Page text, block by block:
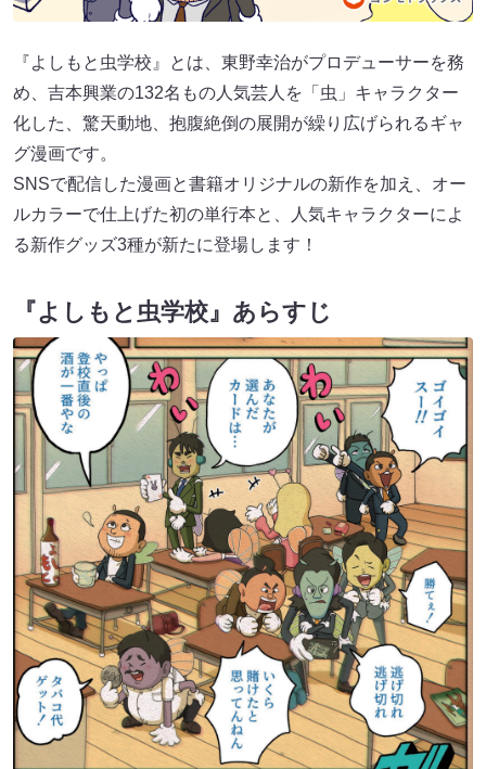
『よしもと虫学校』とは、東野幸治がプロデューサーを務
め、吉本興業の132名もの人気芸人を「虫」キャラクター
化した、驚天動地、抱腹絶倒の展開が繰り広げられるギャ
グ漫画です。
SNSで配信した漫画と書籍オリジナルの新作を加え、オー
ルカラーで仕上げた初の単行本と、人気キャラクターによ
る新作グッズ3種が新たに登場します！
『よしもと虫学校』あらすじ